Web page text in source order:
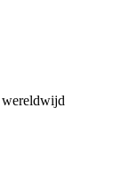
wereldwijd